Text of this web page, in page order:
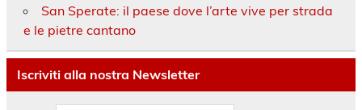
San Sperate: il paese dove l’arte vive per strada
e le pietre cantano
Iscriviti alla nostra Newsletter